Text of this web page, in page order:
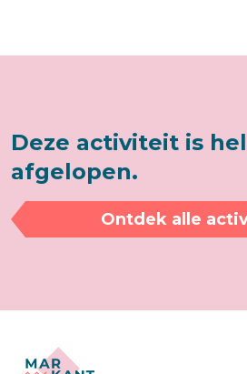
Deze activiteit is
afgelopen.
Ontdek alle